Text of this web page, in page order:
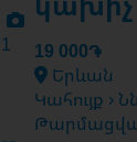
1
19 000֏
Երևան
Կահույք ›